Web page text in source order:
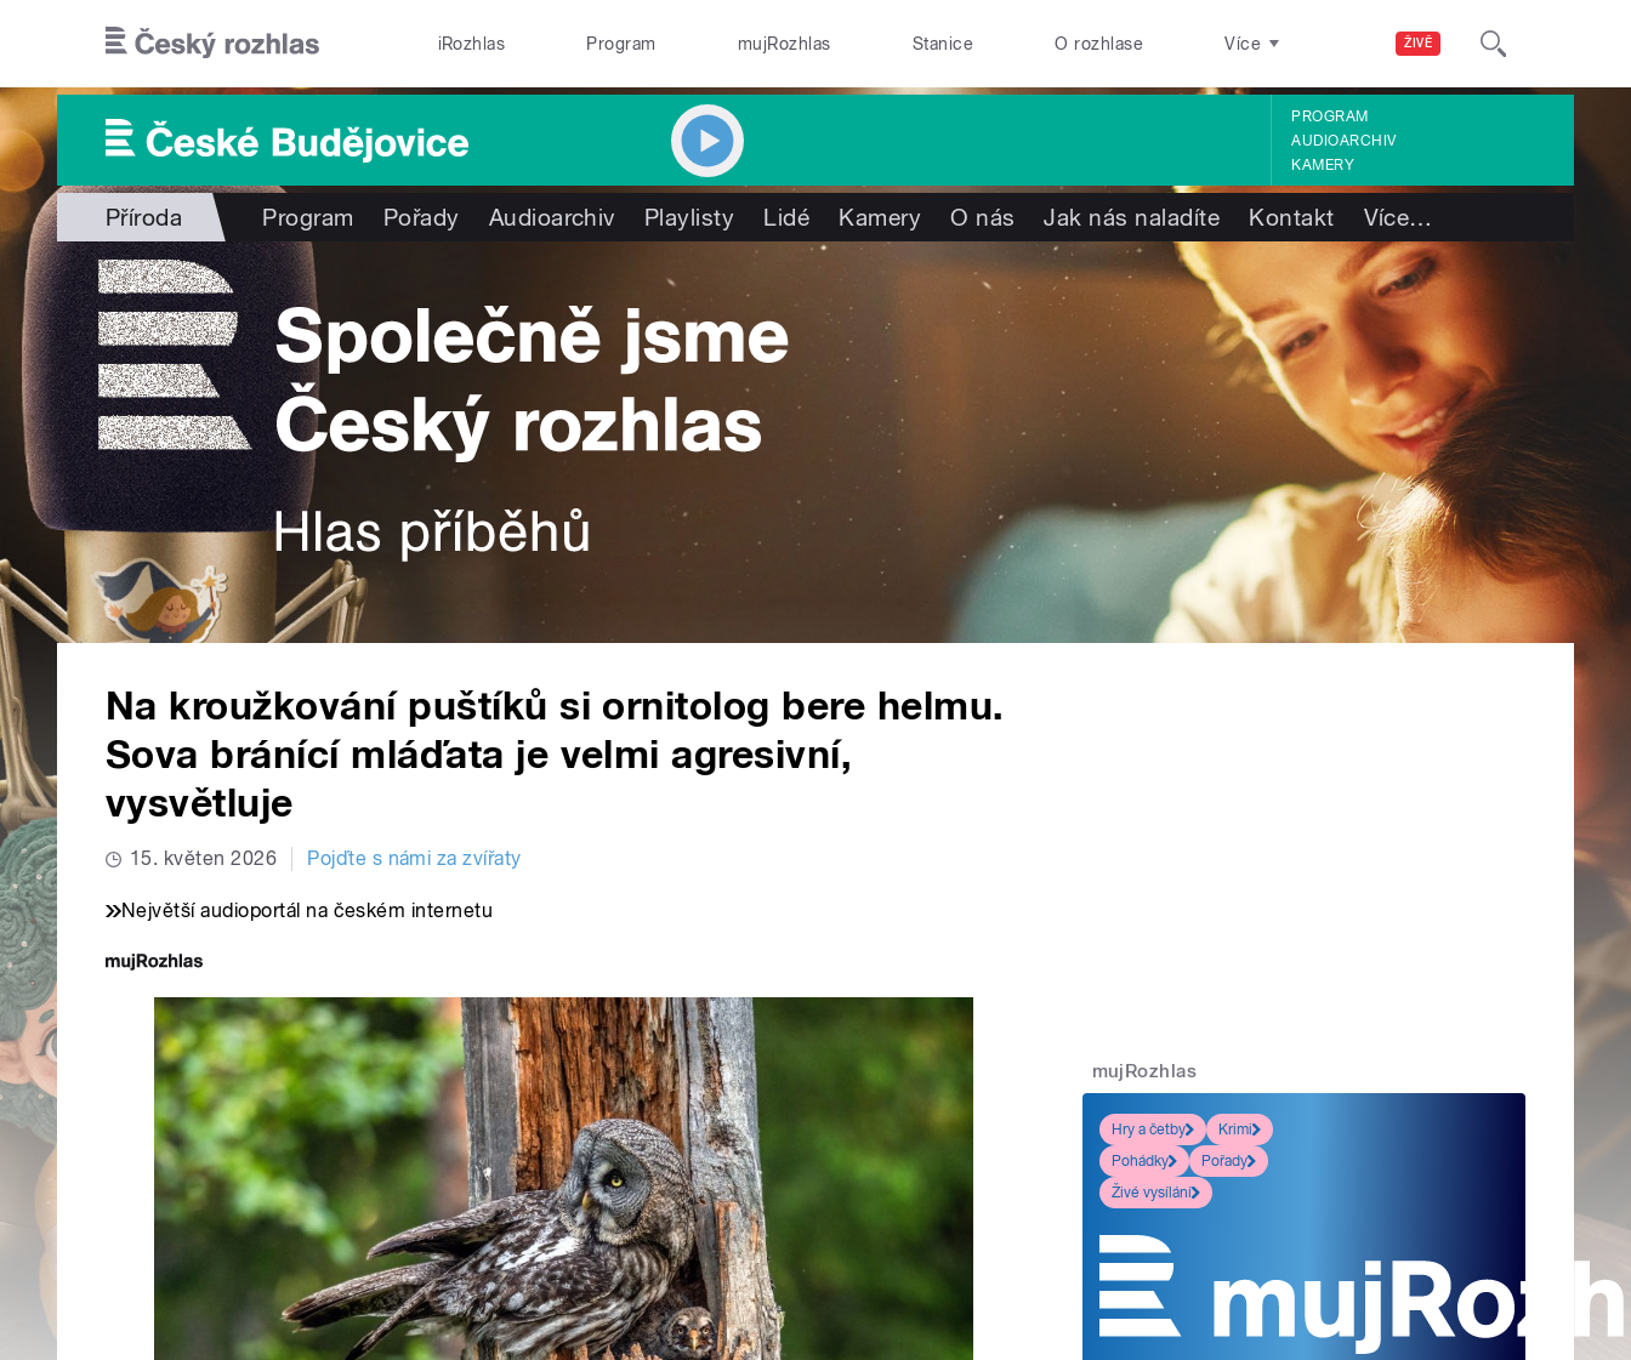
ŽIVĚ
iRozhlas Program mujRozhlas Stanice O rozhlase Více
PROGRAM
AUDIOARCHIV
KAMERY
Příroda Program Pořady Audioarchiv Playlisty Lidé Kamery O nás Jak nás naladíte Kontakt Více…
Na kroužkování puštíků si ornitolog bere helmu.
Sova bránící mláďata je velmi agresivní,
vysvětluje
15. květen 2026 Pojďte s námi za zvířaty
Největší audioportál na českém internetu
mujRozhlas
Hry a četby
Krimi
Pohádky
Pořady
Živé vysílání